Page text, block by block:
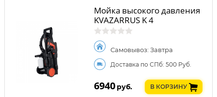
Мойка высокого давления
KVAZARRUS K 4
Самовывоз: Завтра
Доставка по СПб: 500 Руб.
6940 руб. В КОРЗИНУ